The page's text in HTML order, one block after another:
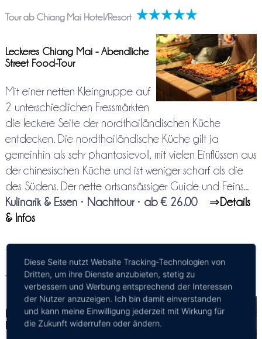
Tour ab Chiang Mai Hotel/Resort
Leckeres Chiang Mai - Abendliche
Street Food-Tour
Mit einer netten Kleingruppe auf
2 unterschiedlichen Fressmärkten
die leckere Seite der nordthailändischen Küche
entdecken. Die nordthailändische Küche gilt ja
gemeinhin als sehr phantasievoll, mit vielen Einflüssen aus
der chinesischen Küche und ist weniger scharf als die
des Südens. Der nette ortsansässiger Guide und Feins...
Kulinarik & Essen• Nachttour• ab € 26.00 ⇒Details
& Infos
Tour ab Chiang Mai Hotel/Resort
Elefanten-Pflege im Elephant
Retirement Park
Diese Seite nutzt Website Tracking-Technologien von
Dritten, um ihre Dienste anzubieten, stetig zu
verbessern und Werbung entsprechend der Interessen
der Nutzer anzuzeigen. Ich bin damit einverstanden
und kann meine Einwilligung jederzeit mit Wirkung für
die Zukunft widerrufen oder ändern.